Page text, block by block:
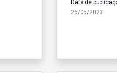
Data de
26/05/2023